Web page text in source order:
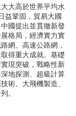
大高於世界平均水
益鞏固，貿易大國
國提出並貫徹新發
格局，經濟實力實
網、高速公路網，
得重大成就。基礎
現突破，戰略性新
地探測、超級計算
術、大飛機製造、
。